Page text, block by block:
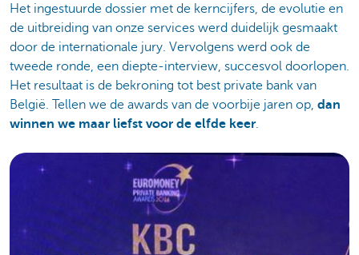
Het ingestuurde dossier met de kerncijfers, de evolutie en
de uitbreiding van onze services werd duidelijk gesmaakt
door de internationale jury. Vervolgens werd ook de
tweede ronde, een diepte-interview, succesvol doorlopen.
Het resultaat is de bekroning tot best private bank van
België. Tellen we de awards van de voorbije jaren op, dan
winnen we maar liefst voor de elfde keer.